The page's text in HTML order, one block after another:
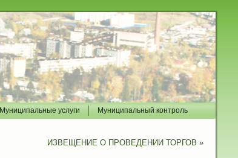
Муниципальные услуги Муниципальный контроль
ИЗВЕЩЕНИЕ О ПРОВЕДЕНИИ ТОРГОВ »